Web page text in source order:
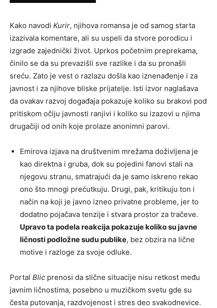
Kako navodi Kurir, njihova romansa je od samog starta
izazivala komentare, ali su uspeli da stvore porodicu i
izgrade zajednički život. Uprkos početnim preprekama,
činilo se da su prevazišli sve razlike i da su pronašli
sreću. Zato je vest o razlazu došla kao iznenađenje i za
javnost i za njihove bliske prijatelje. Isti izvor naglašava
da ovakav razvoj događaja pokazuje koliko su brakovi pod
pritiskom očiju javnosti ranjivi i koliko su izazovi u njima
drugačiji od onih koje prolaze anonimni parovi.
Emirova izjava na društvenim mrežama doživljena je
kao direktna i gruba, dok su pojedini fanovi stali na
njegovu stranu, smatrajući da je samo iskreno rekao
ono što mnogi prećutkuju. Drugi, pak, kritikuju ton i
način na koji je javno izneo privatne probleme, jer to
dodatno pojačava tenzije i stvara prostor za tračeve.
Upravo ta podela reakcija pokazuje koliko su javne
ličnosti podložne sudu publike, bez obzira na lične
motive i razloge za svoje odluke.
Portal Blic prenosi da slične situacije nisu retkost među
javnim ličnostima, posebno u muzičkom svetu gde su
česta putovanja, razdvojenost i stres deo svakodnevice.